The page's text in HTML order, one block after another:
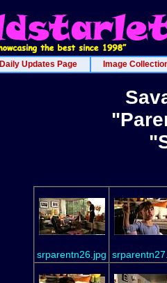
Daily Updates Page Image
srparentn26.jpg